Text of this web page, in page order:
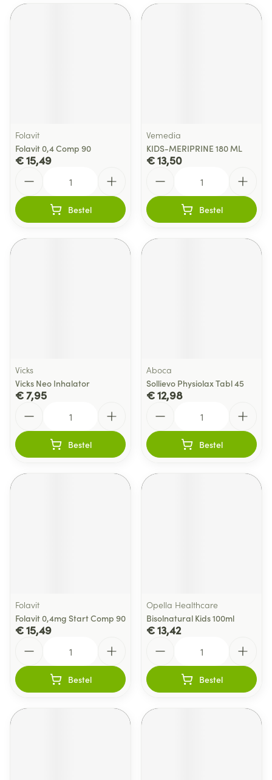
Folavit
Folavit 0,4 Comp 90
€ 15,49
Bestel
Vemedia
KIDS-MERIPRINE 180 ML
€ 13,50
Bestel
Vicks
Vicks Neo Inhalator
€ 7,95
Bestel
Aboca
Sollievo Physiolax Tabl 45
€ 12,98
Bestel
Folavit
Folavit 0,4mg Start Comp 90
€ 15,49
Bestel
Opella Healthcare
Bisolnatural Kids 100ml
€ 13,42
Bestel